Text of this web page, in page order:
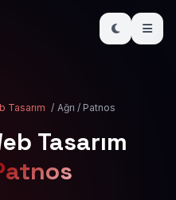
Tasarım / Ağrı / Patnos
Tasarım